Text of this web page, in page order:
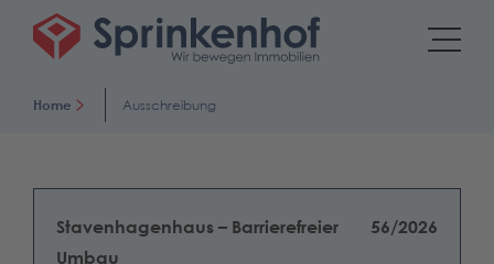
Home Ausschreibung
56/2026
Stavenhagenhaus – Barrierefreier
Umbau